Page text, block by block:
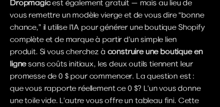
Dropmagic est également gratuit — mais au lieu de
vous remettre un modèle vierge et de vous dire “bonne
chance,” il utilise l'IA pour générer une boutique Shopify
complète et de marque à partir d'un simple lien
produit. Si vous cherchez à construire une boutique en
ligne sans coûts initiaux, les deux outils tiennent leur
promesse de 0 $ pour commencer. La question est :
que vous rapporte réellement ce 0 $? L'un vous donne
une toile vide. L'autre vous offre un tableau fini. Cette